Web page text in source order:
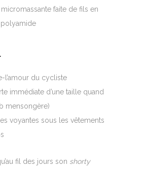
micromassante faite de fils en
polyamide
l’amour du cycliste
immédiate d’une taille quand
mensongère)
voyantes sous les vêtements
fil des jours son shorty